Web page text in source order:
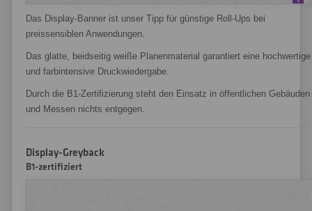
Das Display-Banner ist unser Tipp für günstige Roll-Ups bei
preissensiblen Anwendungen.
Das glatte, beidseitig weiße Planenmaterial garantiert eine hochwertige
und farbintensive Druckwiedergabe.
Durch die B1-Zertifizierung steht den Einsatz in öffentlichen Gebäuden
und Messen nichts entgegen.
Display-Greyback
B1-zertifiziert